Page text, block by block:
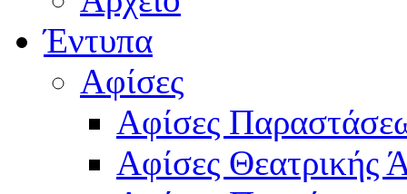
Έντυπα
Αφίσες
Αφίσες
Αφίσες Θεατρικής